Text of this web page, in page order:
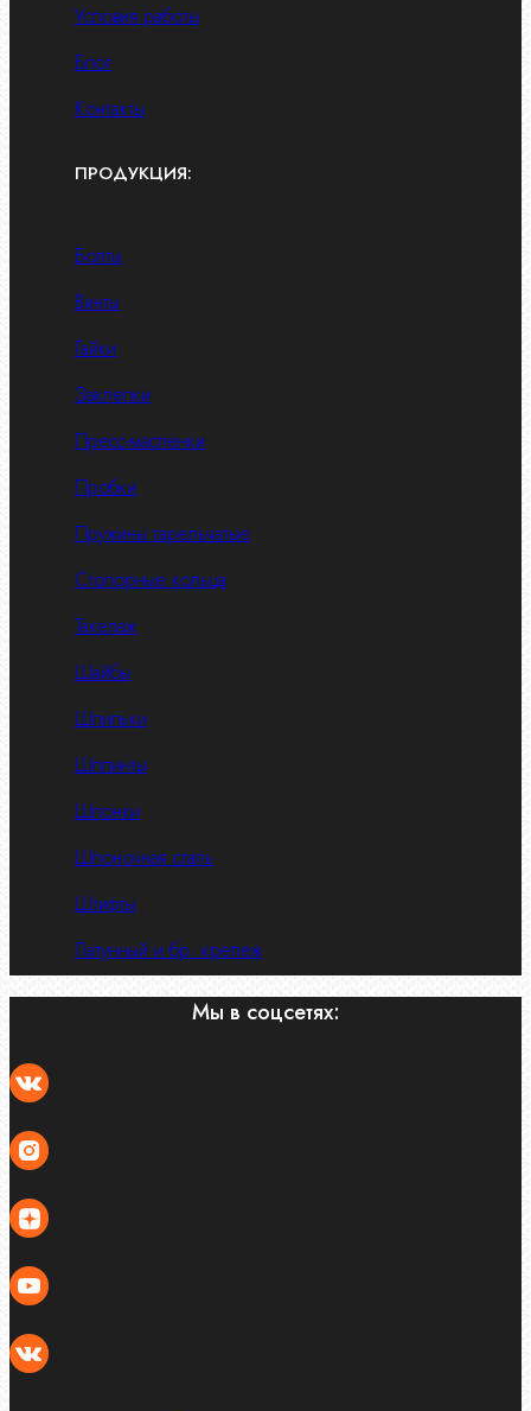
Условия работы
Блог
Контакты
ПРОДУКЦИЯ:
Болты
Винты
Гайки
Заклепки
Пресс-масленки
Пробки
Пружины тарельчатые
Стопорные кольца
Такелаж
Шайбы
Шпильки
Шплинты
Шпонки
Шпоночная сталь
Штифты
Латунный и бр. крепеж
Мы в соцсетях: